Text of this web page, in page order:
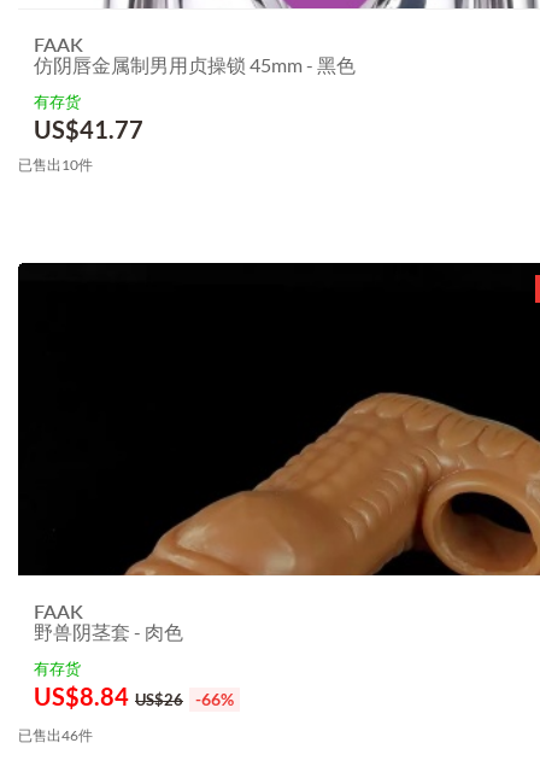
FAAK
仿阴唇金属制男用贞操锁 45mm - 黑色
有存货
US$41.77
已售出10件
FAAK
野兽阴茎套 - 肉色
有存货
US$8.84 US$26 -66%
已售出46件